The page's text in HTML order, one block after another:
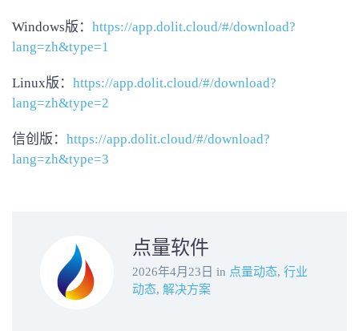
Windows版： https://app.dolit.cloud/#/download?
lang=zh&type=1
Linux版： https://app.dolit.cloud/#/download?
lang=zh&type=2
信创版： https://app.dolit.cloud/#/download?
lang=zh&type=3
点量软件
2026年4月23日 in 点量动态, 行业
动态, 解决方案